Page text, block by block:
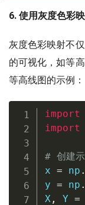
6. 使用灰度色彩
灰度色彩映射不
的可视化，如等
等高线图的示例：
import
import
# 创建
x = np .
y = np .
X, Y =